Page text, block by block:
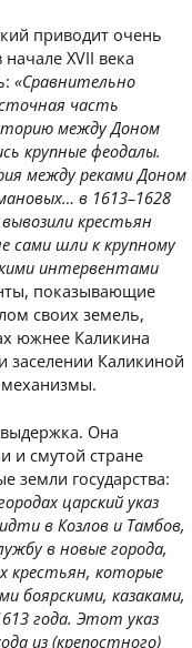
приводит очень
XVII века
«Сравнительно
часть
между Доном
крупные феодалы.
между реками Доном
в 1613–1628
крестьян
сами шли к крупному
интервентами
показывающие
своих земель,
южнее Каликина
заселении Каликиной
Она
и смутой стране
земли государства:
царский указ
в Козлов и Тамбов,
в новые города,
крестьян, которые
боярскими, казаками,
года. Этот указ
из (крепостного)